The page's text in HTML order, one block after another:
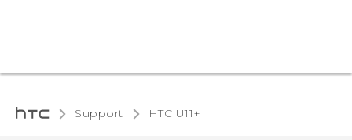
Support HTC U11+‎